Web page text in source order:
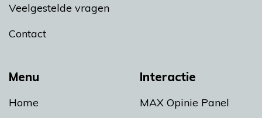
Menu
Home
Interactie
MAX Opinie Panel
Veelgestelde vragen
Contact